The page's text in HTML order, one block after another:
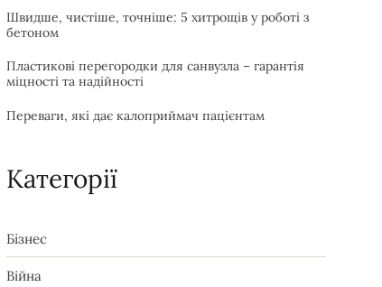
Швидше, чистіше, точніше: 5 хитрощів у роботі з
бетоном
Пластикові перегородки для санвузла – гарантія
міцності та надійності
Переваги, які дає калоприймач пацієнтам
Категорії
Бізнес
Війна